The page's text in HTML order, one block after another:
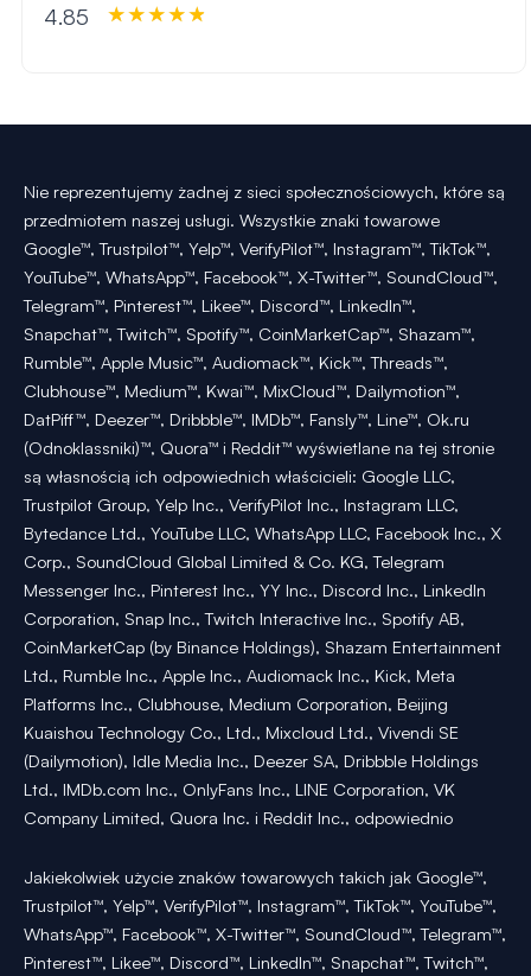
4.85
Nie reprezentujemy żadnej z sieci społecznościowych, które są
przedmiotem naszej usługi. Wszystkie znaki towarowe
Google™, Trustpilot™, Yelp™, VerifyPilot™, Instagram™, TikTok™,
YouTube™, WhatsApp™, Facebook™, X-Twitter™, SoundCloud™,
Telegram™, Pinterest™, Likee™, Discord™, LinkedIn™,
Snapchat™, Twitch™, Spotify™, CoinMarketCap™, Shazam™,
Rumble™, Apple Music™, Audiomack™, Kick™, Threads™,
Clubhouse™, Medium™, Kwai™, MixCloud™, Dailymotion™,
DatPiff™, Deezer™, Dribbble™, IMDb™, Fansly™, Line™, Ok.ru
(Odnoklassniki)™, Quora™ i Reddit™ wyświetlane na tej stronie
są własnością ich odpowiednich właścicieli: Google LLC,
Trustpilot Group, Yelp Inc., VerifyPilot Inc., Instagram LLC,
Bytedance Ltd., YouTube LLC, WhatsApp LLC, Facebook Inc., X
Corp., SoundCloud Global Limited & Co. KG, Telegram
Messenger Inc., Pinterest Inc., YY Inc., Discord Inc., LinkedIn
Corporation, Snap Inc., Twitch Interactive Inc., Spotify AB,
CoinMarketCap (by Binance Holdings), Shazam Entertainment
Ltd., Rumble Inc., Apple Inc., Audiomack Inc., Kick, Meta
Platforms Inc., Clubhouse, Medium Corporation, Beijing
Kuaishou Technology Co., Ltd., Mixcloud Ltd., Vivendi SE
(Dailymotion), Idle Media Inc., Deezer SA, Dribbble Holdings
Ltd., IMDb.com Inc., OnlyFans Inc., LINE Corporation, VK
Company Limited, Quora Inc. i Reddit Inc., odpowiednio
Jakiekolwiek użycie znaków towarowych takich jak Google™,
Trustpilot™, Yelp™, VerifyPilot™, Instagram™, TikTok™, YouTube™,
WhatsApp™, Facebook™, X-Twitter™, SoundCloud™, Telegram™,
Pinterest™, Likee™, Discord™, LinkedIn™, Snapchat™, Twitch™,